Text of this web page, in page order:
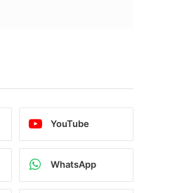
YouTube
WhatsApp